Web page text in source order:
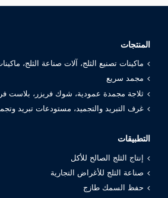
المنتجات
ماكينات تصنيع الثلج، آلات صناعة الثلج،
مجمد سريع
ثلاجة مجمدة عمودية، شوك فريزر، بلاست
غرف التبريد والتجميد، مستودعات تبريد
التطبيقات
إنتاج الثلج الصالح للأكل
صناعة الثلج للأغراض التجارية
حفظ السمك طازج